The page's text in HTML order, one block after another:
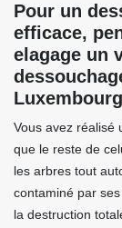
Pour un
efficace,
elagage un
Vous avez réalisé
que le reste de
les arbres tout
contaminé par
la destruction